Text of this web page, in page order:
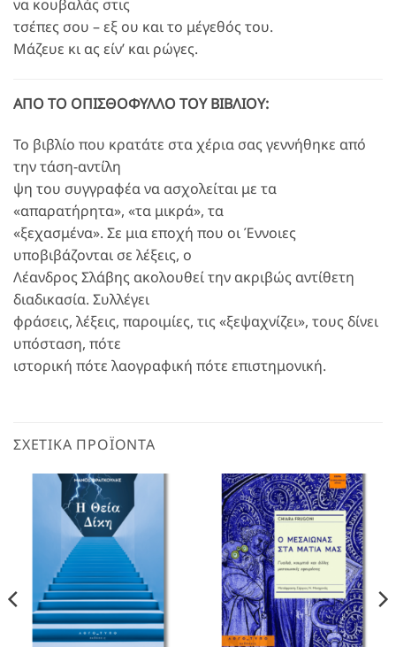
να κουβαλάς στις
τσέπες σου – εξ ου και το μέγεθός του.
Μάζευε κι ας είν’ και ρώγες.
ΑΠΟ ΤΟ ΟΠΙΣΘΟΦΥΛΛΟ ΤΟΥ ΒΙΒΛΙΟΥ:
Το βιβλίο που κρατάτε στα χέρια σας γεννήθηκε από
την τάση-αντίλη
ψη του συγγραφέα να ασχολείται με τα
«απαρατήρητα», «τα μικρά», τα
«ξεχασμένα». Σε μια εποχή που οι Έννοιες
υποβιβάζονται σε λέξεις, ο
Λέανδρος Σλάβης ακολουθεί την ακριβώς αντίθετη
διαδικασία. Συλλέγει
φράσεις, λέξεις, παροιμίες, τις «ξεψαχνίζει», τους δίνει
υπόσταση, πότε
ιστορική πότε λαογραφική πότε επιστημονική.
ΣΧΕΤΙΚΆ ΠΡΟΪΌΝΤΑ